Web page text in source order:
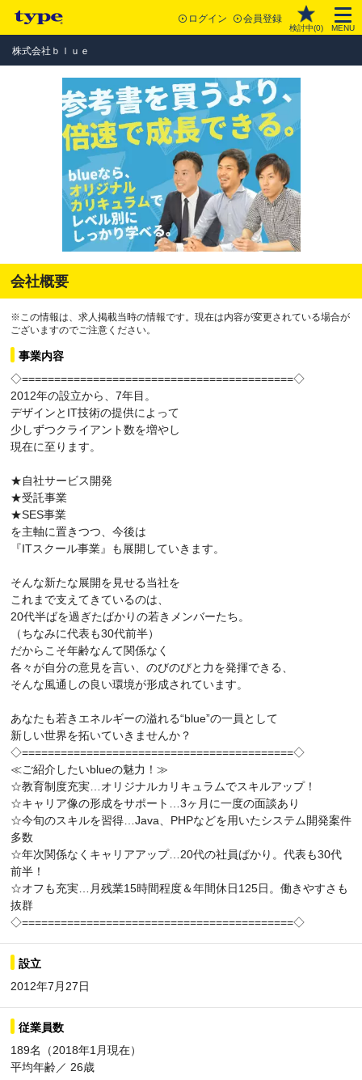
ログイン 会員登録
検討中(0) MENU
株式会社ｂｌｕｅ
会社概要
※この情報は、求人掲載当時の情報です。現在は内容が変更されている場合が
ございますのでご注意ください。
事業内容
◇==========================================◇
2012年の設立から、7年目。
デザインとIT技術の提供によって
少しずつクライアント数を増やし
現在に至ります。
★自社サービス開発
★受託事業
★SES事業
を主軸に置きつつ、今後は
『ITスクール事業』も展開していきます。
そんな新たな展開を見せる当社を
これまで支えてきているのは、
20代半ばを過ぎたばかりの若きメンバーたち。
（ちなみに代表も30代前半）
だからこそ年齢なんて関係なく
各々が自分の意見を言い、のびのびと力を発揮できる、
そんな風通しの良い環境が形成されています。
あなたも若きエネルギーの溢れる“blue”の一員として
新しい世界を拓いていきませんか？
◇==========================================◇
≪ご紹介したいblueの魅力！≫
☆教育制度充実…オリジナルカリキュラムでスキルアップ！
☆キャリア像の形成をサポート…3ヶ月に一度の面談あり
☆今旬のスキルを習得…Java、PHPなどを用いたシステム開発案件
多数
☆年次関係なくキャリアアップ…20代の社員ばかり。代表も30代
前半！
☆オフも充実…月残業15時間程度＆年間休日125日。働きやすさも
抜群
◇==========================================◇
設立
2012年7月27日
従業員数
189名（2018年1月現在）
平均年齢／ 26歳